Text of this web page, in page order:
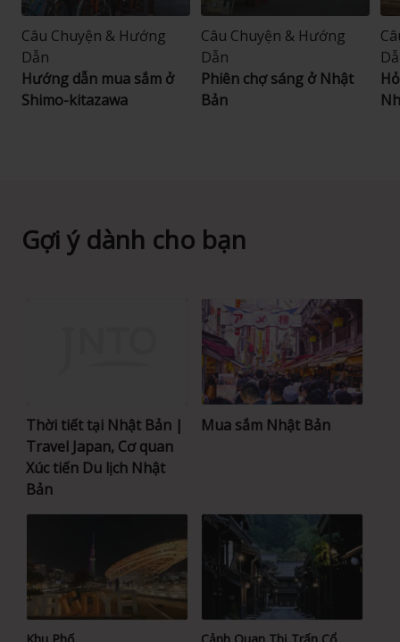
Câu Chuyện & Hướng
Dẫn
Hướng dẫn mua sắm ở
Shimo-kitazawa
Câu Chuyện & Hướng
Dẫn
Phiên chợ sáng ở Nhật
Bản
Gợi ý dành cho bạn
Thời tiết tại Nhật Bản |
Travel Japan, Cơ quan
Xúc tiến Du lịch Nhật
Bản
Mua sắm Nhật Bản